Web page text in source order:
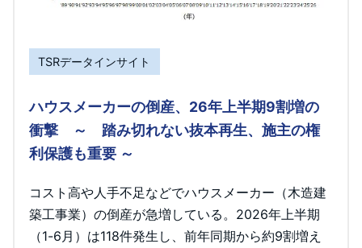
TSRデータインサイト
ハウスメーカーの倒産、26年上半期9割増の
衝撃 ～ 踏み切れない抜本再生、施主の権
利保護も重要 ～
コスト高や人手不足などでハウスメーカー（木造建
築工事業）の倒産が急増している。2026年上半期
（1-6月）は118件発生し、前年同期から約9割増え